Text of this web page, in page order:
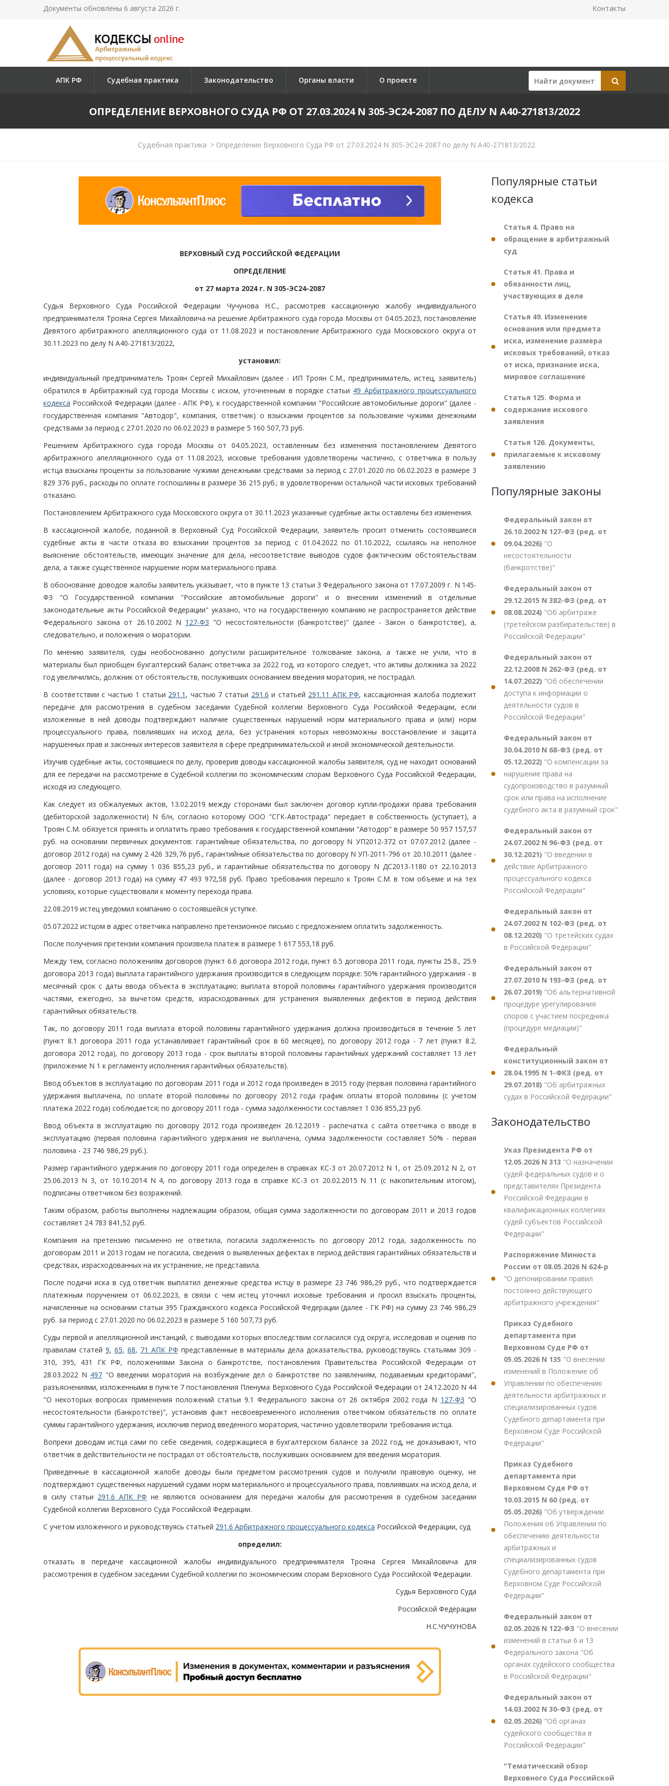
Документы обновлены 6 августа 2026 г. Контакты
АПК РФ Судебная практика Законодательство Органы власти О проекте
ОПРЕДЕЛЕНИЕ ВЕРХОВНОГО СУДА РФ ОТ 27.03.2024 N 305-ЭС24-2087 ПО ДЕЛУ N А40-271813/2022
Судебная практика >Определение Верховного Суда РФ от 27.03.2024 N 305-ЭС24-2087 по делу N А40-271813/2022
ВЕРХОВНЫЙ СУД РОССИЙСКОЙ ФЕДЕРАЦИИ
ОПРЕДЕЛЕНИЕ
от 27 марта 2024 г. N 305-ЭС24-2087
Судья Верховного Суда Российской Федерации Чучунова Н.С., рассмотрев кассационную жалобу индивидуального
предпринимателя Трояна Сергея Михайловича на решение Арбитражного суда города Москвы от 04.05.2023, постановление
Девятого арбитражного апелляционного суда от 11.08.2023 и постановление Арбитражного суда Московского округа от
30.11.2023 по делу N А40-271813/2022,
установил:
индивидуальный предприниматель Троян Сергей Михайлович (далее - ИП Троян С.М., предприниматель, истец, заявитель)
обратился в Арбитражный суд города Москвы с иском, уточненным в порядке статьи 49 Арбитражного процессуального
кодекса Российской Федерации (далее - АПК РФ), к государственной компании "Российские автомобильные дороги" (далее -
государственная компания "Автодор", компания, ответчик) о взыскании процентов за пользование чужими денежными
средствами за период с 27.01.2020 по 06.02.2023 в размере 5 160 507,73 руб.
Решением Арбитражного суда города Москвы от 04.05.2023, оставленным без изменения постановлением Девятого
арбитражного апелляционного суда от 11.08.2023, исковые требования удовлетворены частично, с ответчика в пользу
истца взысканы проценты за пользование чужими денежными средствами за период с 27.01.2020 по 06.02.2023 в размере 3
829 376 руб., расходы по оплате госпошлины в размере 36 215 руб.; в удовлетворении остальной части исковых требований
отказано.
Постановлением Арбитражного суда Московского округа от 30.11.2023 указанные судебные акты оставлены без изменения.
В кассационной жалобе, поданной в Верховный Суд Российской Федерации, заявитель просит отменить состоявшиеся
судебные акты в части отказа во взыскании процентов за период с 01.04.2022 по 01.10.2022, ссылаясь на неполное
выяснение обстоятельств, имеющих значение для дела, несоответствие выводов судов фактическим обстоятельствам
дела, а также существенное нарушение норм материального права.
В обоснование доводов жалобы заявитель указывает, что в пункте 13 статьи 3 Федерального закона от 17.07.2009 г. N 145-
ФЗ "О Государственной компании "Российские автомобильные дороги" и о внесении изменений в отдельные
законодательные акты Российской Федерации" указано, что на государственную компанию не распространяется действие
Федерального закона от 26.10.2002 N 127-ФЗ "О несостоятельности (банкротстве)" (далее - Закон о банкротстве), а,
следовательно, и положения о моратории.
По мнению заявителя, суды необоснованно допустили расширительное толкование закона, а также не учли, что в
материалы был приобщен бухгалтерский баланс ответчика за 2022 год, из которого следует, что активы должника за 2022
год увеличились, должник от обстоятельств, послуживших основанием введения моратория, не пострадал.
В соответствии с частью 1 статьи 291.1 , частью 7 статьи 291.6 и статьей 291.11 АПК РФ, кассационная жалоба подлежит
передаче для рассмотрения в судебном заседании Судебной коллегии Верховного Суда Российской Федерации, если
изложенные в ней доводы подтверждают наличие существенных нарушений норм материального права и (или) норм
процессуального права, повлиявших на исход дела, без устранения которых невозможны восстановление и защита
нарушенных прав и законных интересов заявителя в сфере предпринимательской и иной экономической деятельности.
Изучив судебные акты, состоявшиеся по делу, проверив доводы кассационной жалобы заявителя, суд не находит оснований
для ее передачи на рассмотрение в Судебной коллегии по экономическим спорам Верховного Суда Российской Федерации,
исходя из следующего.
Как следует из обжалуемых актов, 13.02.2019 между сторонами был заключен договор купли-продажи права требования
(дебиторской задолженности) N б/н, согласно которому ООО "СГК-Автострада" передает в собственность (уступает), а
Троян С.М. обязуется принять и оплатить право требования к государственной компании "Автодор" в размере 50 957 157,57
руб. на основании первичных документов: гарантийные обязательства, по договору N УП2012-372 от 07.07.2012 (далее -
договор 2012 года) на сумму 2 426 329,76 руб., гарантийные обязательства по договору N УП-2011-796 от 20.10.2011 (далее -
договор 2011 года) на сумму 1 036 855,23 руб., и гарантийные обязательства по договору N ДС2013-1180 от 22.10.2013
(далее - договор 2013 года) на сумму 47 493 972,58 руб. Право требования перешло к Троян С.М. в том объеме и на тех
условиях, которые существовали к моменту перехода права.
22.08.2019 истец уведомил компанию о состоявшейся уступке.
05.07.2022 истцом в адрес ответчика направлено претензионное письмо с предложением оплатить задолженность.
После получения претензии компания произвела платеж в размере 1 617 553,18 руб.
Между тем, согласно положениям договоров (пункт 6.6 договора 2012 года, пункт 6.5 договора 2011 года, пункты 25.8., 25.9
договора 2013 года) выплата гарантийного удержания производится в следующем порядке: 50% гарантийного удержания - в
месячный срок с даты ввода объекта в эксплуатацию; выплата второй половины гарантийного удержания производится
частями, ежегодно, за вычетом средств, израсходованных для устранения выявленных дефектов в период действия
гарантийных обязательств.
Так, по договору 2011 года выплата второй половины гарантийного удержания должна производиться в течение 5 лет
(пункт 8.1 договора 2011 года устанавливает гарантийный срок в 60 месяцев), по договору 2012 года - 7 лет (пункт 8.2.
договора 2012 года), по договору 2013 года - срок выплаты второй половины гарантийных удержаний составляет 13 лет
(приложение N 1 к регламенту исполнения гарантийных обязательств).
Ввод объектов в эксплуатацию по договорам 2011 года и 2012 года произведен в 2015 году (первая половина гарантийного
удержания выплачена, по оплате второй половины по договору 2012 года график оплаты второй половины (с учетом
платежа 2022 года) соблюдается; по договору 2011 года - сумма задолженности составляет 1 036 855,23 руб.
Ввод объекта в эксплуатацию по договору 2012 года произведен 26.12.2019 - распечатка с сайта ответчика о вводе в
эксплуатацию (первая половина гарантийного удержания не выплачена, сумма задолженности составляет 50% - первая
половина - 23 746 986,29 руб.).
Размер гарантийного удержания по договору 2011 года определен в справках КС-3 от 20.07.2012 N 1, от 25.09.2012 N 2, от
25.06.2013 N 3, от 10.10.2014 N 4, по договору 2013 года в справке КС-3 от 20.02.2015 N 11 (с накопительным итогом),
подписаны ответчиком без возражений.
Таким образом, работы выполнены надлежащим образом, общая сумма задолженности по договорам 2011 и 2013 годов
составляет 24 783 841,52 руб.
Компания на претензию письменно не ответила, погасила задолженность по договору 2012 года, задолженность по
договорам 2011 и 2013 годам не погасила, сведения о выявленных дефектах в период действия гарантийных обязательств и
средствах, израсходованных на их устранение, не представила.
После подачи иска в суд ответчик выплатил денежные средства истцу в размере 23 746 986,29 руб., что подтверждается
платежным поручением от 06.02.2023, в связи с чем истец уточнил исковые требования и просил взыскать проценты,
начисленные на основании статьи 395 Гражданского кодекса Российской Федерации (далее - ГК РФ) на сумму 23 746 986,29
руб. за период с 27.01.2020 по 06.02.2023 в размере 5 160 507,73 руб.
Суды первой и апелляционной инстанций, с выводами которых впоследствии согласился суд округа, исследовав и оценив по
правилам статей 9, 65, 68, 71 АПК РФ представленные в материалы дела доказательства, руководствуясь статьями 309 -
310, 395, 431 ГК РФ, положениями Закона о банкротстве, постановления Правительства Российской Федерации от
28.03.2022 N 497 "О введении моратория на возбуждение дел о банкротстве по заявлениям, подаваемым кредиторами",
разъяснениями, изложенными в пункте 7 постановления Пленума Верховного Суда Российской Федерации от 24.12.2020 N 44
"О некоторых вопросах применения положений статьи 9.1 Федерального закона от 26 октября 2002 года N 127-ФЗ "О
несостоятельности (банкротстве)", установив факт несвоевременного исполнения ответчиком обязательств по оплате
суммы гарантийного удержания, исключив период введенного моратория, частично удовлетворили требования истца.
Вопреки доводам истца сами по себе сведения, содержащиеся в бухгалтерском балансе за 2022 год, не доказывают, что
ответчик в действительности не пострадал от обстоятельств, послуживших основанием для введения моратория.
Приведенные в кассационной жалобе доводы были предметом рассмотрения судов и получили правовую оценку, не
подтверждают существенных нарушений судами норм материального и процессуального права, повлиявших на исход дела, и
в силу статьи 291.6 АПК РФ не являются основанием для передачи жалобы для рассмотрения в судебном заседании
Судебной коллегии Верховного Суда Российской Федерации.
С учетом изложенного и руководствуясь статьей 291.6 Арбитражного процессуального кодекса Российской Федерации, суд
определил:
отказать в передаче кассационной жалобы индивидуального предпринимателя Трояна Сергея Михайловича для
рассмотрения в судебном заседании Судебной коллегии по экономическим спорам Верховного Суда Российской Федерации.
Судья Верховного Суда
Российской Федерации
Н.С.ЧУЧУНОВА
Популярные статьи
кодекса
Статья 4. Право на
обращение в арбитражный
суд
Статья 41. Права и
обязанности лиц,
участвующих в деле
Статья 49. Изменение
основания или предмета
иска, изменение размера
исковых требований, отказ
от иска, признание иска,
мировое соглашение
Статья 125. Форма и
содержание искового
заявления
Статья 126. Документы,
прилагаемые к исковому
заявлению
Популярные законы
Федеральный закон от
26.10.2002 N 127-ФЗ (ред. от
09.04.2026) "О
несостоятельности
(банкротстве)"
Федеральный закон от
29.12.2015 N 382-ФЗ (ред. от
08.08.2024) "Об арбитраже
(третейском разбирательстве) в
Российской Федерации"
Федеральный закон от
22.12.2008 N 262-ФЗ (ред. от
14.07.2022) "Об обеспечении
доступа к информации о
деятельности судов в
Российской Федерации"
Федеральный закон от
30.04.2010 N 68-ФЗ (ред. от
05.12.2022) "О компенсации за
нарушение права на
судопроизводство в разумный
срок или права на исполнение
судебного акта в разумный срок"
Федеральный закон от
24.07.2002 N 96-ФЗ (ред. от
30.12.2021) "О введении в
действие Арбитражного
процессуального кодекса
Российской Федерации"
Федеральный закон от
24.07.2002 N 102-ФЗ (ред. от
08.12.2020) "О третейских судах
в Российской Федерации"
Федеральный закон от
27.07.2010 N 193-ФЗ (ред. от
26.07.2019) "Об альтернативной
процедуре урегулирования
споров с участием посредника
(процедуре медиации)"
Федеральный
конституционный закон от
28.04.1995 N 1-ФКЗ (ред. от
29.07.2018) "Об арбитражных
судах в Российской Федерации"
Законодательство
Указ Президента РФ от
12.05.2026 N 313 "О назначении
судей федеральных судов и о
представителях Президента
Российской Федерации в
квалификационных коллегиях
судей субъектов Российской
Федерации"
Распоряжение Минюста
России от 08.05.2026 N 624-р
"О депонировании правил
постоянно действующего
арбитражного учреждения"
Приказ Судебного
департамента при
Верховном Суде РФ от
05.05.2026 N 135 "О внесении
изменений в Положение об
Управлении по обеспечению
деятельности арбитражных и
специализированных судов
Судебного департамента при
Верховном Суде Российской
Федерации"
Приказ Судебного
департамента при
Верховном Суде РФ от
10.03.2015 N 60 (ред. от
05.05.2026) "Об утверждении
Положения об Управлении по
обеспечению деятельности
арбитражных и
специализированных судов
Судебного департамента при
Верховном Суде Российской
Федерации"
Федеральный закон от
02.05.2026 N 122-ФЗ "О внесении
изменений в статьи 6 и 13
Федерального закона "Об
органах судейского сообщества
в Российской Федерации"
Федеральный закон от
14.03.2002 N 30-ФЗ (ред. от
02.05.2026) "Об органах
судейского сообщества в
Российской Федерации"
"Тематический обзор
Верховного Суда Российской